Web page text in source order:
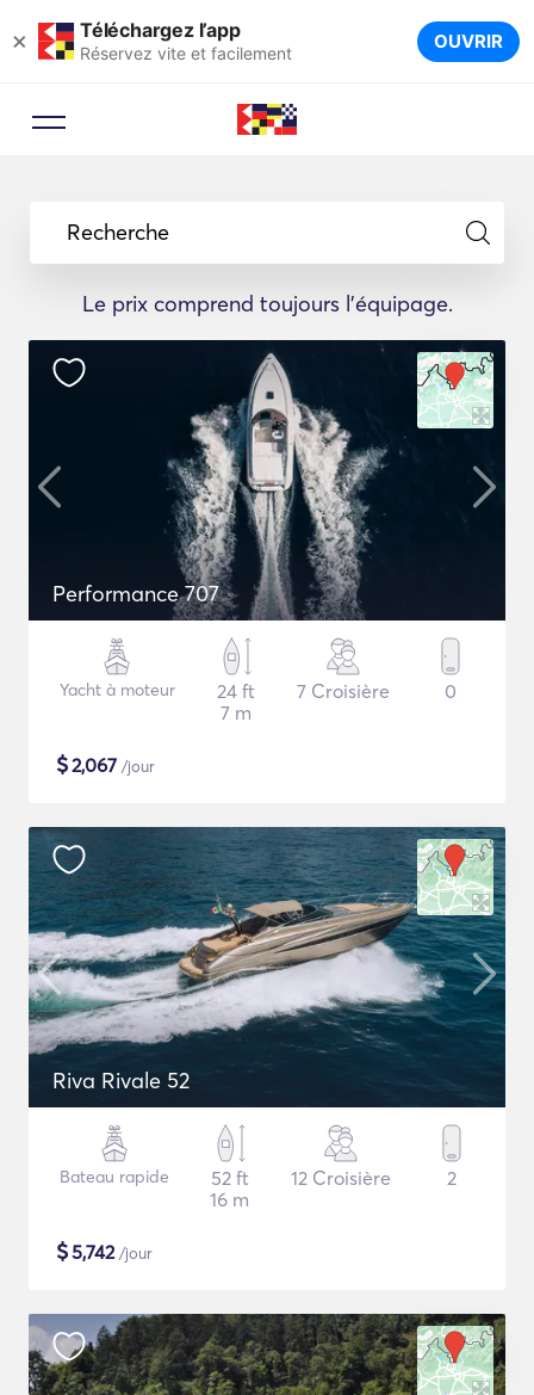
× Téléchargez l’app
Réservez vite et facilement OUVRIR
Recherche
Le prix comprend toujours l'équipage.
Performance 707
Yacht à moteur
24 ft
7 m
7 Croisière 0
$2,067 /jour
Riva Rivale 52
Bateau rapide
52 ft
16 m
12 Croisière 2
$5,742/jour